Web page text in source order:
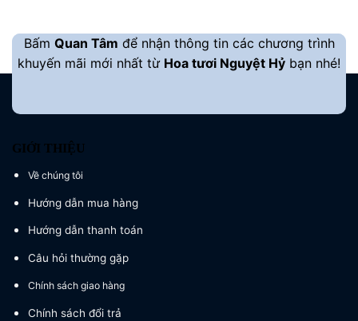
Bấm Quan Tâm để nhận thông tin các chương trình
khuyến mãi mới nhất từ Hoa tươi Nguyệt Hỷ bạn nhé!
GIỚI THIỆU
Về chúng tôi
Hướng dẫn mua hàng
Hướng dẫn thanh toán
Câu hỏi thường gặp
Chính sách giao hàng
Chính sách đổi trả